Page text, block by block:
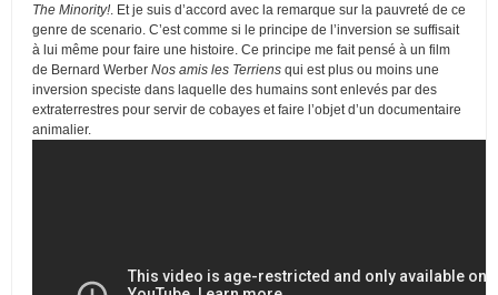
The Minority!. Et je suis d’accord avec la remarque sur la pauvreté de ce
genre de scenario. C’est comme si le principe de l’inversion se suffisait
à lui même pour faire une histoire. Ce principe me fait pensé à un film
de Bernard Werber Nos amis les Terriens qui est plus ou moins une
inversion speciste dans laquelle des humains sont enlevés par des
extraterrestres pour servir de cobayes et faire l’objet d’un documentaire
animalier.